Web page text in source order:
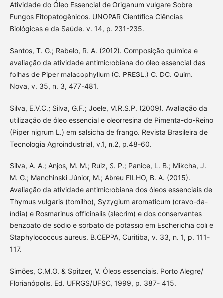
Atividade do Óleo Essencial de Origanum vulgare Sobre
Fungos Fitopatogênicos. UNOPAR Científica Ciências
Biológicas e da Saúde. v. 14, p. 231-235.
Santos, T. G.; Rabelo, R. A. (2012). Composição química e
avaliação da atividade antimicrobiana do óleo essencial das
folhas de Piper malacophyllum (C. PRESL.) C. DC. Quim.
Nova, v. 35, n. 3, 477-481.
Silva, E.V.C.; Silva, G.F.; Joele, M.R.S.P. (2009). Avaliação da
utilização de óleo essencial e oleorresina de Pimenta-do-Reino
(Piper nigrum L.) em salsicha de frango. Revista Brasileira de
Tecnologia Agroindustrial, v.1, n.2, p.48-60.
Silva, A. A.; Anjos, M. M.; Ruiz, S. P.; Panice, L. B.; Mikcha, J.
M. G.; Manchinski Júnior, M.; Abreu FILHO, B. A. (2015).
Avaliação da atividade antimicrobiana dos óleos essenciais de
Thymus vulgaris (tomilho), Syzygium aromaticum (cravo-da-
índia) e Rosmarinus officinalis (alecrim) e dos conservantes
benzoato de sódio e sorbato de potássio em Escherichia coli e
Staphylococcus aureus. B.CEPPA, Curitiba, v. 33, n. 1, p. 111-
117.
Simões, C.M.O. & Spitzer, V. Óleos essenciais. Porto Alegre/
Florianópolis. Ed. UFRGS/UFSC, 1999, p. 387- 415.